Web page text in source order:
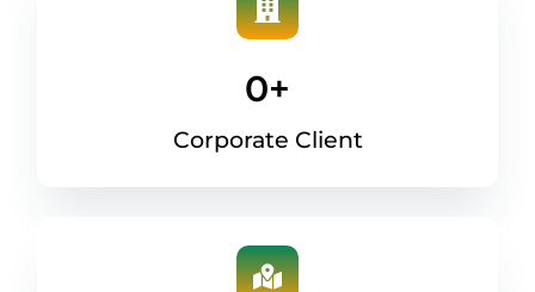
0+
Corporate Client